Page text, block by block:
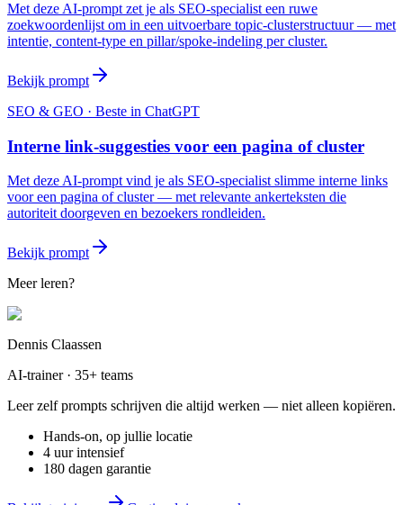
Met deze AI-prompt zet je als SEO-specialist een ruwe
zoekwoordenlijst om in een uitvoerbare topic-clusterstructuur — met
intentie, content-type en pillar/spoke-indeling per cluster.
Bekijk prompt
SEO & GEO · Beste in ChatGPT
Interne link-suggesties voor een pagina of cluster
Met deze AI-prompt vind je als SEO-specialist slimme interne links
voor een pagina of cluster — met relevante ankerteksten die
autoriteit doorgeven en bezoekers rondleiden.
Bekijk prompt
Meer leren?
Dennis Claassen
AI-trainer · 35+ teams
Leer zelf prompts schrijven die altijd werken — niet alleen kopiëren.
Hands-on, op jullie locatie
4 uur intensief
180 dagen garantie